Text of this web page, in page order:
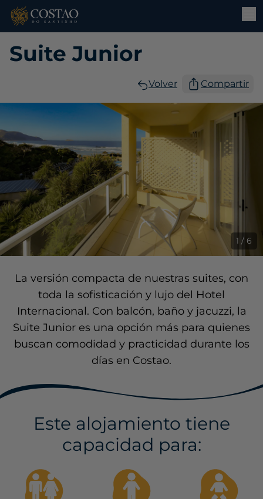
Suite Junior
Volver Compartir
1 / 6
La versión compacta de nuestras suites, con
toda la sofisticación y lujo del Hotel
Internacional. Con balcón, baño y jacuzzi, la
Suite Junior es una opción más para quienes
buscan comodidad y practicidad durante los
días en Costao.
Este alojamiento tiene
capacidad para: